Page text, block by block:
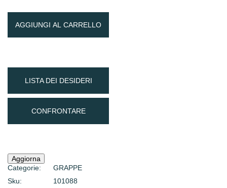
AGGIUNGI AL CARRELLO
LISTA DEI DESIDERI
CONFRONTARE
Categorie:
GRAPPE
Sku:
101088